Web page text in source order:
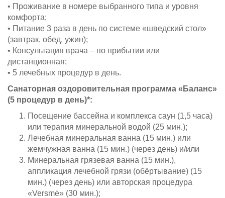
• Проживание в номере выбранного типа и уровня
комфорта;
• Питание 3 раза в день по системе «шведский стол»
(завтрак, обед, ужин);
• Консультация врача – по прибытии или
дистанционная;
• 5 лечебных процедур в день.
Санаторная оздоровительная программа «Баланс»
(5 процедур в день)*:
Посещение бассейна и комплекса саун (1,5 часа)
или терапия минеральной водой (25 мин.);
Лечебная минеральная ванна (15 мин.) или
жемчужная ванна (15 мин.) (через день) и/или
Минеральная грязевая ванна (15 мин.),
аппликация лечебной грязи (обёртывание) (15
мин.) (через день) или авторская процедура
«Versmė» (30 мин.);